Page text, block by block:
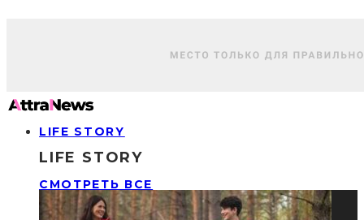
LIFE STORY
LIFE STORY
СМОТРЕТЬ ВСЕ